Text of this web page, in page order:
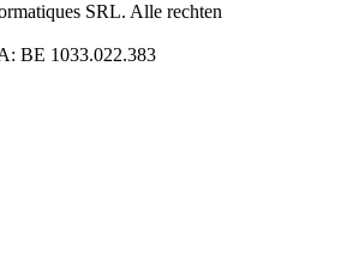
SRL. Alle rechten
BE 1033.022.383